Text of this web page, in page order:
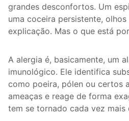
grandes desconfortos. Um
uma coceira persistente,
explicação. Mas o que está
A alergia é, basicamente, um
imunológico. Ele identifica
como poeira, pólen ou certos
ameaças e reage de forma
tem se tornado cada vez mais